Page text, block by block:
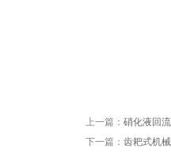
上一篇： 硝化液回
下一篇： 齿耙式机